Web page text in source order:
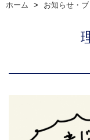
ホーム お知らせ・